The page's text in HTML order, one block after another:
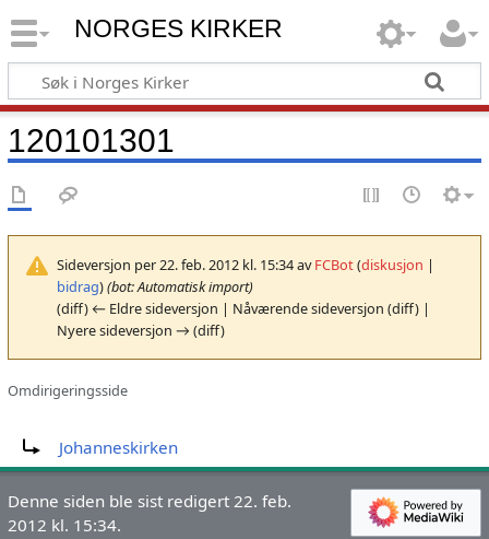
NORGES KIRKER
120101301
Sideversjon per 22. feb. 2012 kl. 15:34 avFCBot(diskusjon |
bidrag)(bot: Automatisk import)
(diff) ← Eldre sideversjon | Nåværende sideversjon (diff) |
Nyere sideversjon → (diff)
Omdirigeringsside
Johanneskirken
Denne siden ble sist redigert 22. feb.
2012 kl. 15:34.